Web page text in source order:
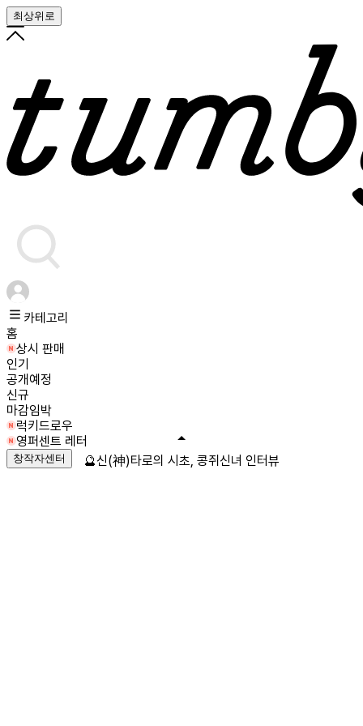
최상위로
카테고리
홈
상시 판매
인기
공개예정
신규
마감임박
럭키드로우
영퍼센트 레터
창작자센터 🔮신(神)타로의 시초, 콩쥐신녀 인터뷰